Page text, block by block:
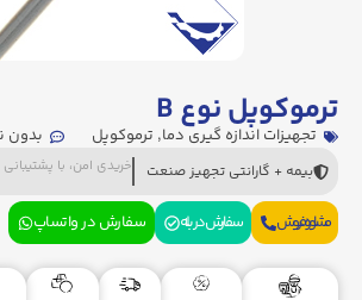
ترموکوپل نوع B
تجهیزات اندازه گیری دما, ترموکوپل بدون
بیمه + گارانتی تجهیز صنعت خریدی امن، با
مشاوره فروش سفارش در بله سفارش در واتساپ